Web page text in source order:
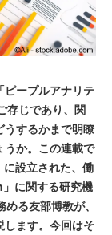
ープルアナリテ
存じであり、関
うするかまで明瞭
うか。この連載で
設立された、働
に関する研究機
る友部博教が、
します。今回はそ